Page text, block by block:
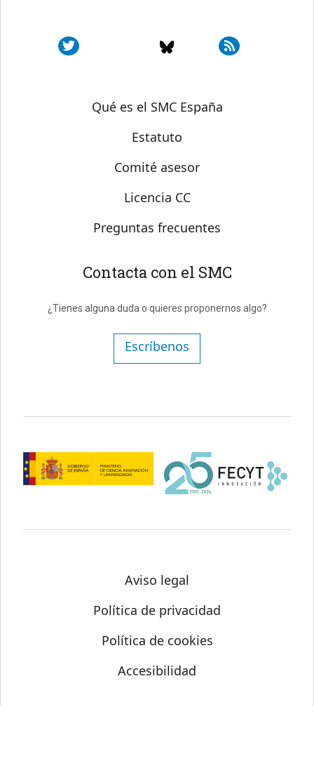
Sobre SMC España
Qué es el SMC España
Estatuto
Comité asesor
Licencia CC
Preguntas frecuentes
Contacta con el SMC
¿Tienes alguna duda o quieres proponernos algo?
Escríbenos
Aviso legal
Política de privacidad
Política de cookies
Accesibilidad